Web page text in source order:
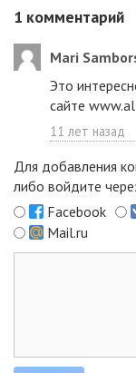
1 комментарий
Mari
Это
сайте
11 лет назад
Для добавления
либо войдите
Facebook
Mail.ru